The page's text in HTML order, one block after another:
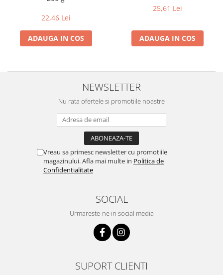
Gemuri si dulceata bio
Piure bio din fructe
Dulciuri si batoane bio
Guma de mestecat bio
Sticksuri, chipsuri si covrigei
Fructe, nuci, alune si seminte
Fructe bio uscate
Seminte bio din plante oleaginoase
Seminte bio pentru germinat
Inghetata bio si decoratiuni
22,46 Lei
ADAUGA IN COS
25,61 Lei
ADAUGA IN COS
NEWSLETTER
Nu rata ofertele si promotiile noastre
Vreau sa primesc newsletter cu promotiile
magazinului. Afla mai multe in Politica de
Confidentialitate
SOCIAL
Urmareste-ne in social media
SUPORT CLIENTI